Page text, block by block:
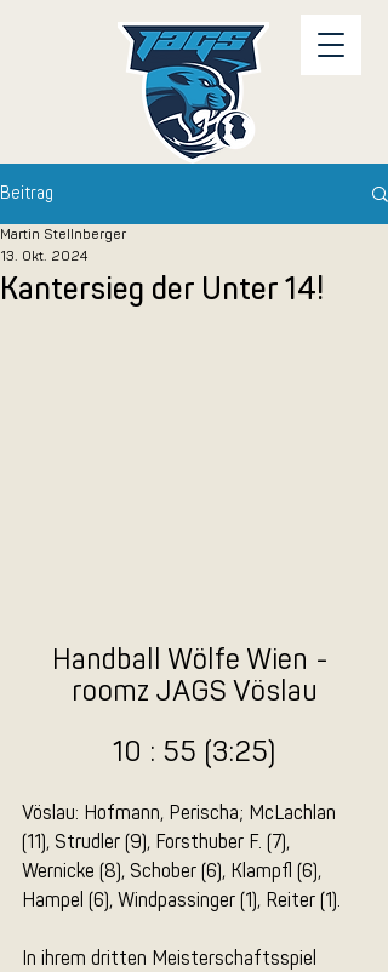
Beitrag
Kantersieg der Unter 14!
Martin Stellnberger
13. Okt. 2024
Handball Wölfe Wien -
roomz JAGS Vöslau
10 : 55 (3:25)
Vöslau: Hofmann, Perischa; McLachlan
(11), Strudler (9), Forsthuber F. (7),
Wernicke (8), Schober (6), Klampfl (6),
Hampel (6), Windpassinger (1), Reiter (1).
In ihrem dritten Meisterschaftsspiel